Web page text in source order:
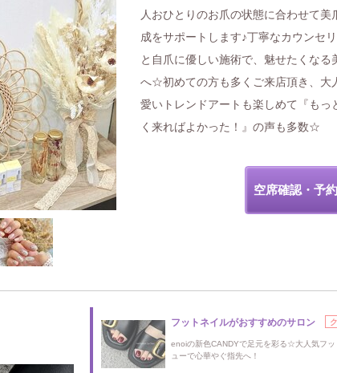
人おひとりのお爪の状態に合わせて美
成をサポートします♪丁寧なカウンセ
と自爪に優しい施術で、魅せたくなる
へ☆初めての方も多くご来店頂き、大
愛いトレンドアートも楽しめて『もっ
く来ればよかった！』の声も多数☆
空席確認・予
フットネイルがおすすめのサロン
enoiの新色CANDYで足元を彩る☆大人気フッ
ューで心華やぐ指先へ！